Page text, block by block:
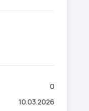
0
10.03.2026